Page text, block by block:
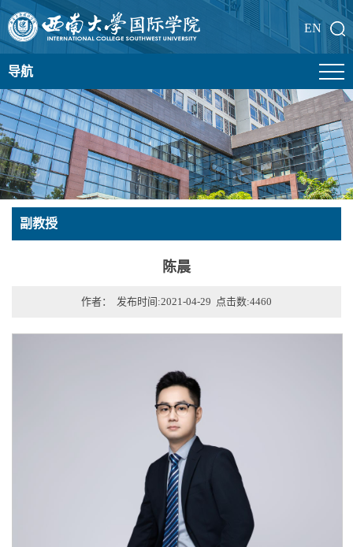
EN
导航
副教授
陈晨
作者： 发布时间:2021-04-29 点击数:4460